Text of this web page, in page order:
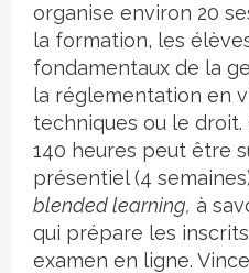
organise environ 20
la formation, les
fondamentaux de la
la réglementation en
techniques ou le
140 heures peut être
présentiel (4
blended learning, à
qui prépare les
examen en ligne.